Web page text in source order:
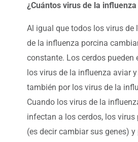
¿Cuántos virus de la
Al igual que todos los virus de
de la influenza porcina
constante. Los cerdos pueden
los virus de la influenza aviar
también por los virus de la
Cuando los virus de la
infectan a los cerdos, los virus
(es decir cambiar sus genes)